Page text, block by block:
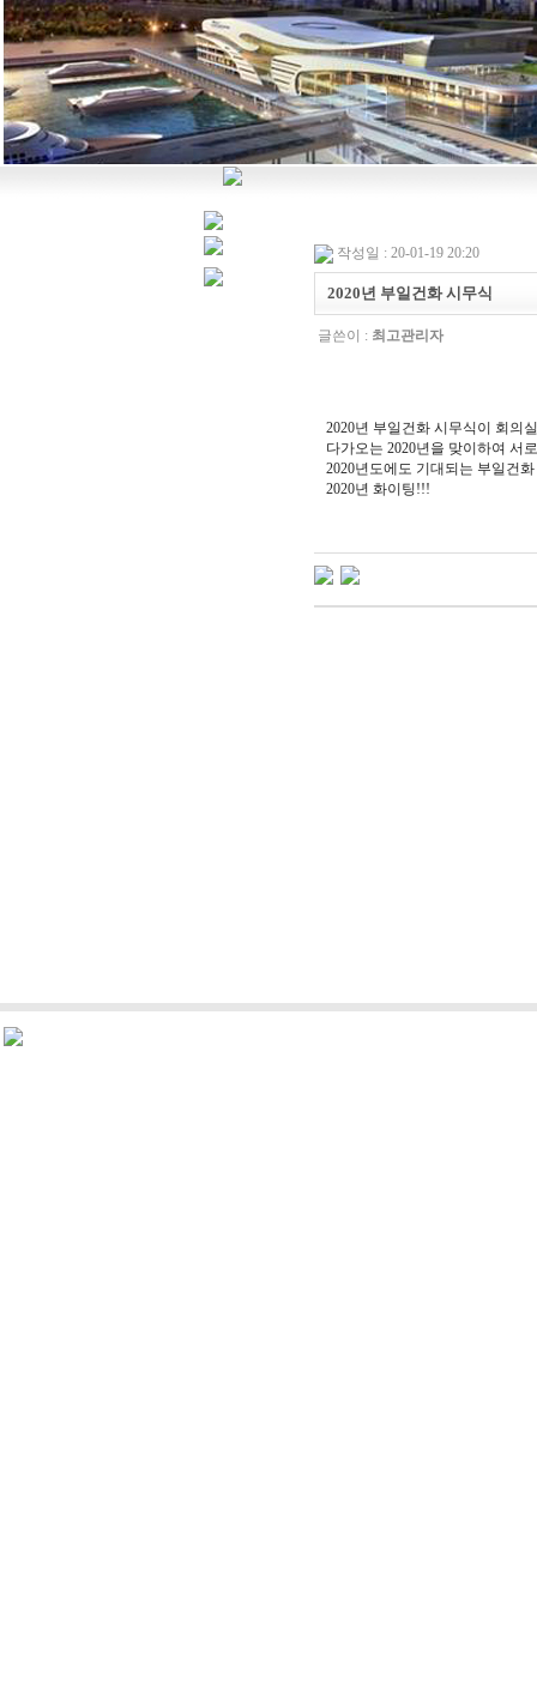
작성일 : 20-01-19 20:20
2020년 부일건화 시무식
글쓴이 : 최고관리자
2020년 부일건화 시무식이 회의
다가오는 2020년을 맞이하여 서
2020년도에도 기대되는 부일건
2020년 화이팅!!!